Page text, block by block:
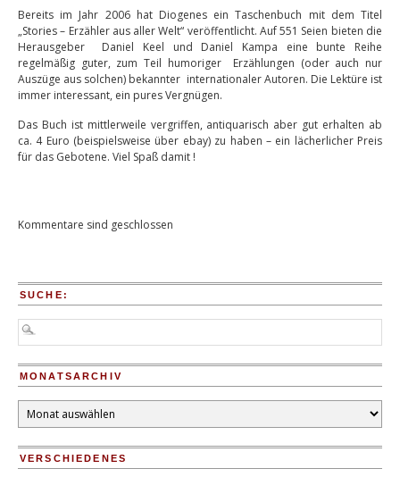
Bereits im Jahr 2006 hat Diogenes ein Taschenbuch mit dem Titel
„Stories – Erzähler aus aller Welt“ veröffentlicht. Auf 551 Seien bieten die
Herausgeber Daniel Keel und Daniel Kampa eine bunte Reihe
regelmäßig guter, zum Teil humoriger Erzählungen (oder auch nur
Auszüge aus solchen) bekannter internationaler Autoren. Die Lektüre ist
immer interessant, ein pures Vergnügen.
Das Buch ist mittlerweile vergriffen, antiquarisch aber gut erhalten ab
ca. 4 Euro (beispielsweise über ebay) zu haben – ein lächerlicher Preis
für das Gebotene. Viel Spaß damit !
Kommentare sind geschlossen
SUCHE:
MONATSARCHIV
Monatsarchiv
VERSCHIEDENES